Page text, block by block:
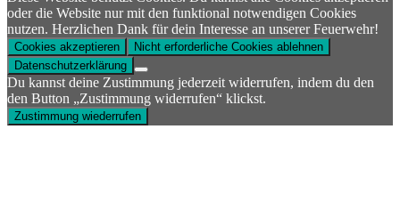
oder die Website nur mit den funktional notwendigen Cookies
nutzen. Herzlichen Dank für dein Interesse an unserer Feuerwehr!
Cookies akzeptieren
Nicht erforderliche Cookies ablehnen
Datenschutzerklärung
Du kannst deine Zustimmung jederzeit widerrufen, indem du den
den Button „Zustimmung widerrufen“ klickst.
Zustimmung wiederrufen